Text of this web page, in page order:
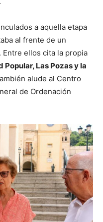
a aquella etapa
al frente de un
ellos cita la propia
Las Pozas y la
alude al Centro
de Ordenación